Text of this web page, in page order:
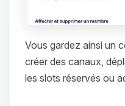
Vous gardez ainsi un
créer des canaux,
les slots réservés ou